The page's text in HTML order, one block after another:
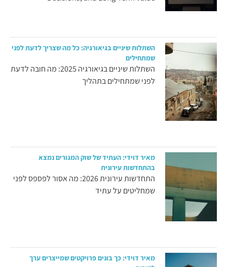
השתלות שיניים בגיאורגיה: כל מה שצריך לדעת לפני
שמתחילים
השתלות שיניים בגיאורגיה 2025: מה חובה לדעת
לפני שמתחילים בתהליך
מאיר דוידי: העתיד של שוק המגורים נמצא
בהתחדשות עירונית
התחדשות עירונית 2026: מה אסור לפספס לפני
שמחליטים על עתיד
מאיר דוידי: כך בונים פרויקטים שמייצרים ערך